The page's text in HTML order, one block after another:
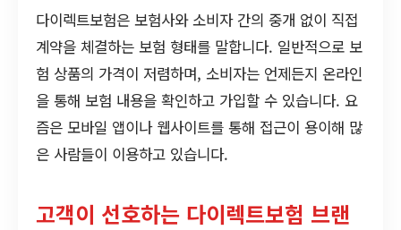
다이렉트보험은 보험사와 소비자 간의 중개 없이 직접
계약을 체결하는 보험 형태를 말합니다. 일반적으로 보
험 상품의 가격이 저렴하며, 소비자는 언제든지 온라인
을 통해 보험 내용을 확인하고 가입할 수 있습니다. 요
즘은 모바일 앱이나 웹사이트를 통해 접근이 용이해 많
은 사람들이 이용하고 있습니다.
고객이 선호하는 다이렉트보험 브랜